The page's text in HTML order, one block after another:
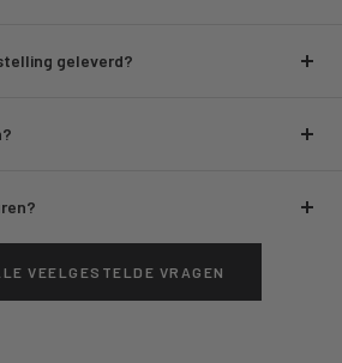
geleverd?
VEELGESTELDE VRAGEN